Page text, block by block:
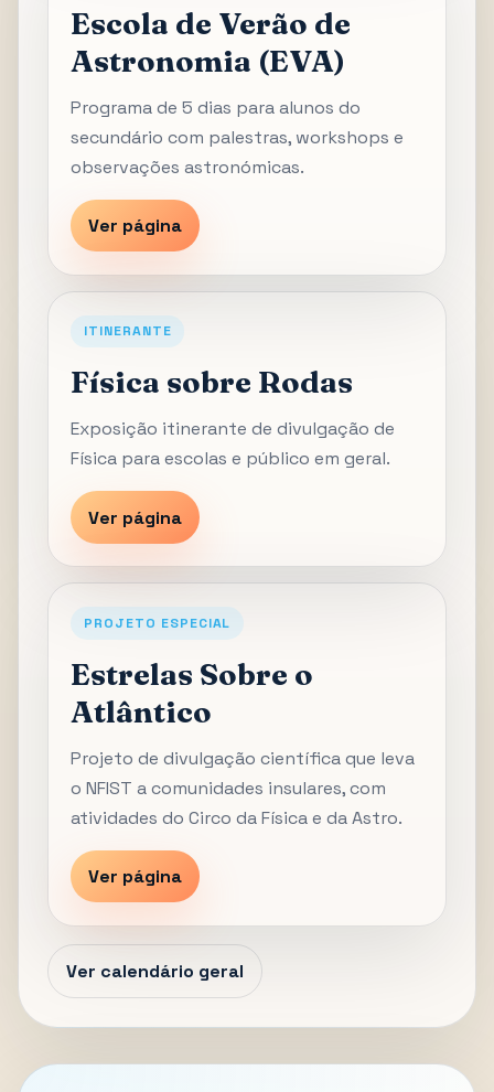
Escola de Verão de
Astronomia (EVA)
Programa de 5 dias para alunos do
secundário com palestras, workshops e
observações astronómicas.
Ver página
ITINERANTE
Física sobre Rodas
Exposição itinerante de divulgação de
Física para escolas e público em geral.
Ver página
PROJETO ESPECIAL
Estrelas Sobre o
Atlântico
Projeto de divulgação científica que leva
o NFIST a comunidades insulares, com
atividades do Circo da Física e da Astro.
Ver página
Ver calendário geral